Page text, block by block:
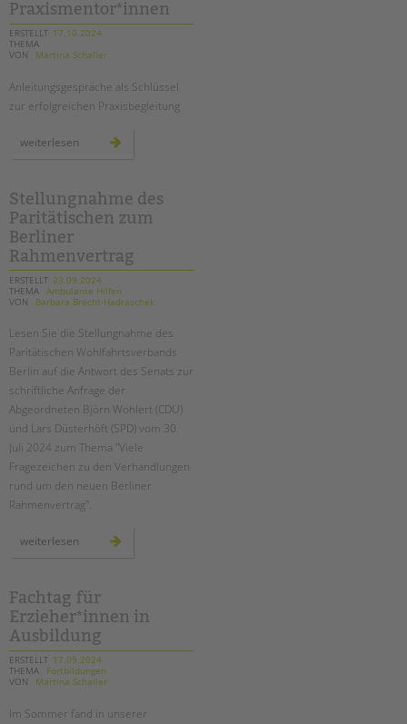
erfahrungsbericht
Praxismentor*innen
ERSTELLT 17.10.2024
THEMA
VON
Martina Schaller
Anleitungsgespräche als Schlüssel
zur erfolgreichen Praxisbegleitung
weiterlesen fachtag
Stellungnahme des
Paritätischen zum
Berliner
Rahmenvertrag
ERSTELLT 23.09.2024
THEMA Ambulante Hilfen
VON
Barbara Brecht-Hadraschek
Lesen Sie die Stellungnahme des
Paritätischen Wohlfahrtsverbands
Berlin auf die Antwort des Senats zur
schriftliche Anfrage der
Abgeordneten Björn Wohlert (CDU)
und Lars Düsterhöft (SPD) vom 30.
Juli 2024 zum Thema "Viele
Fragezeichen zu den Verhandlungen
rund um den neuen Berliner
Rahmenvertrag".
weiterlesen stellungnahme
rahmenvertrag
Fachtag für
Erzieher*innen in
Ausbildung
ERSTELLT 17.09.2024
THEMA
Fortbildungen
VON
Martina Schaller
Im Sommer fand in unserer